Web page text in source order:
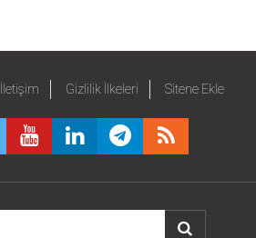
İletişim Gizlilik İlkeleri Sitene Ekle